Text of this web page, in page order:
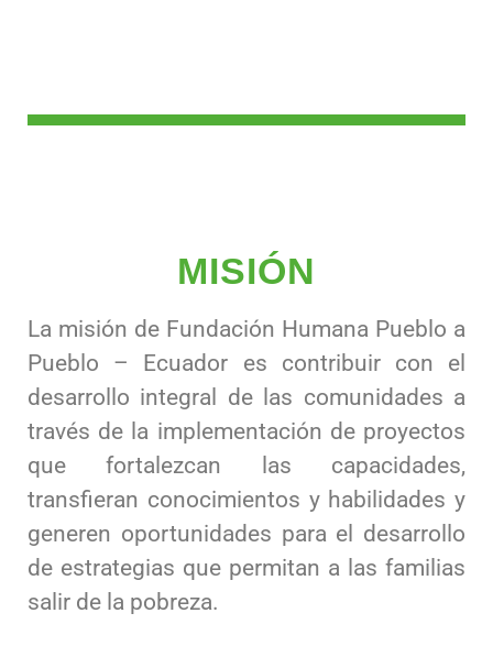
MISIÓN
La misión de Fundación Humana Pueblo a
Pueblo – Ecuador es contribuir con el
desarrollo integral de las comunidades a
través de la implementación de proyectos
que fortalezcan las capacidades,
transfieran conocimientos y habilidades y
generen oportunidades para el desarrollo
de estrategias que permitan a las familias
salir de la pobreza.